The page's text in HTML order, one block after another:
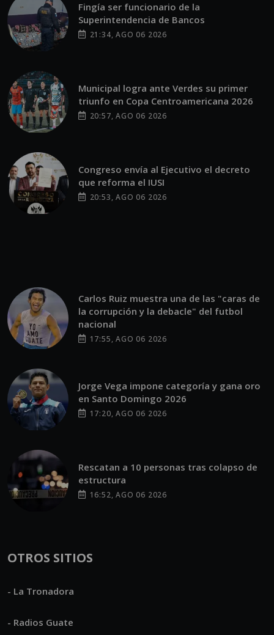
Fingía ser funcionario de la
Superintendencia de Bancos
21:34, AGO 06 2026
Municipal logra ante Verdes su primer
triunfo en Copa Centroamericana 2026
20:57, AGO 06 2026
Congreso envía al Ejecutivo el decreto
que reforma el IUSI
20:53, AGO 06 2026
Carlos Ruiz muestra una de las "caras de
la corrupción y la debacle" del futbol
nacional
17:55, AGO 06 2026
Jorge Vega impone categoría y gana oro
en Santo Domingo 2026
17:20, AGO 06 2026
Rescatan a 10 personas tras colapso de
estructura
16:52, AGO 06 2026
OTROS SITIOS
- La Tronadora
- Radios Guate